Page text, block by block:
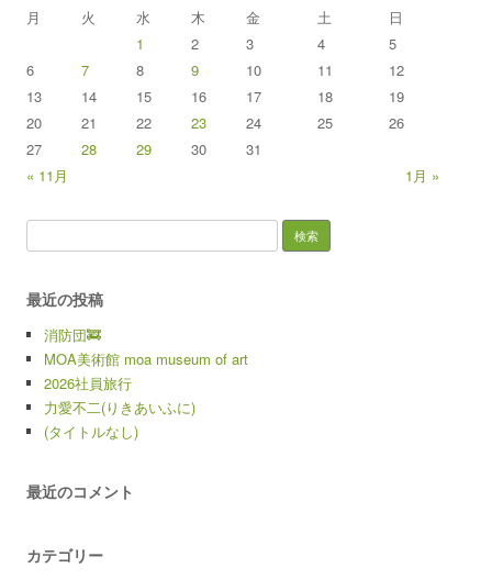
月
火 水 木 金 土 日
« 11月 1月 »
1 2 3 4
5
6
7 8 9 10 11
12
13
14 15 16 17 18
19
20
21 22 23 24 25
26
27
28 29 30 31
最近の投稿
消防団🚒
MOA美術館 moa museum of art
2026社員旅行
力愛不二(りきあいふに)
(タイトルなし)
最近のコメント
カテゴリー